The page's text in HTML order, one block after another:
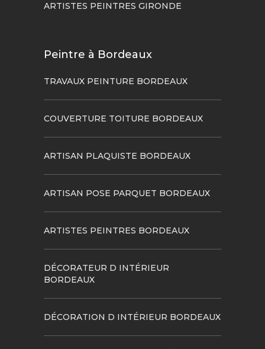
ARTISTES PEINTRES GIRONDE
Peintre à Bordeaux
TRAVAUX PEINTURE BORDEAUX
COUVERTURE TOITURE BORDEAUX
ARTISAN PLAQUISTE BORDEAUX
ARTISAN POSE PARQUET BORDEAUX
ARTISTES PEINTRES BORDEAUX
DÉCORATEUR D INTÉRIEUR
BORDEAUX
DÉCORATION D INTÉRIEUR BORDEAUX